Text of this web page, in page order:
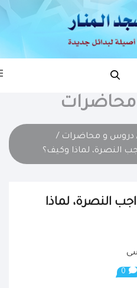
دروس و محاضرات /
النصرة، لماذا وكيف؟
النصرة، لماذا
0